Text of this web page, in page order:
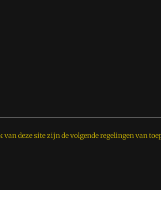
deze site zijn de volgende regelingen van